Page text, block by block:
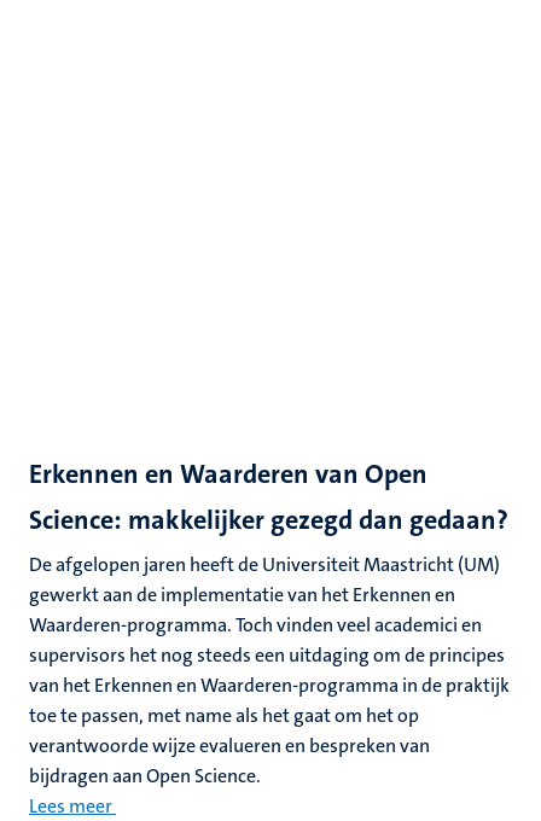
Erkennen en Waarderen van Open
Science: makkelijker gezegd dan gedaan?
De afgelopen jaren heeft de Universiteit Maastricht (UM)
gewerkt aan de implementatie van het Erkennen en
Waarderen-programma. Toch vinden veel academici en
supervisors het nog steeds een uitdaging om de principes
van het Erkennen en Waarderen-programma in de praktijk
toe te passen, met name als het gaat om het op
verantwoorde wijze evalueren en bespreken van
bijdragen aan Open Science.
Lees meer